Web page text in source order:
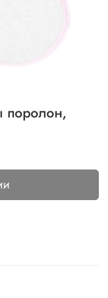
поролон,